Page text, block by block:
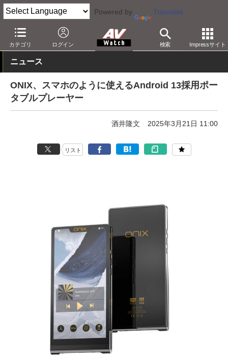
Powered by Translate
カテゴリ ログイン 検索 Impressサイト
AV Watch 製品 ポータブルオーディオ その他
ニュース
ONIX、スマホのように使えるAndroid 13採用ポー
タブルプレーヤー
酒井隆文 2025年3月21日 11:00
リスト